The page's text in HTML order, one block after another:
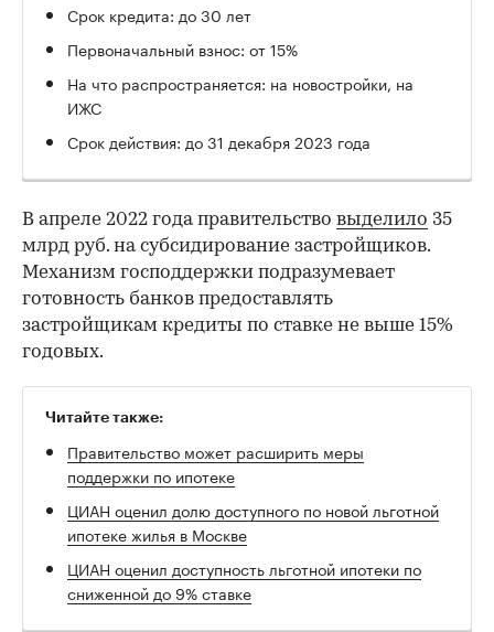
Срок кредита: до 30 лет
Первоначальный взнос: от 15%
На что распространяется: на новостройки, на
ИЖС
Срок действия: до 31 декабря 2023 года
В апреле 2022 года правительство выделило 35
млрд руб. на субсидирование застройщиков.
Механизм господдержки подразумевает
готовность банков предоставлять
застройщикам кредиты по ставке не выше 15%
годовых.
Читайте также:
Правительство может расширить меры
поддержки по ипотеке
ЦИАН оценил долю доступного по новой льготной
ипотеке жилья в Москве
ЦИАН оценил доступность льготной ипотеки по
сниженной до 9% ставке